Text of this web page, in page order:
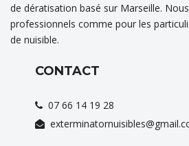
de dératisation basé sur Marseille.
professionnels comme pour les
de nuisible.
CONTACT
07 66 14 19 28